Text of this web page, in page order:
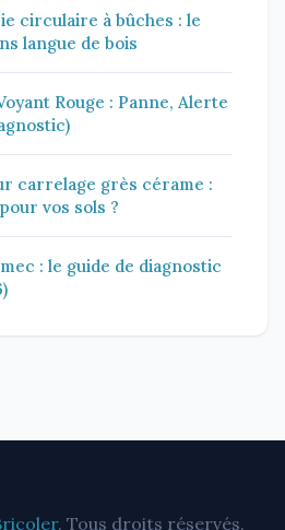
circulaire à bûches : le
langue de bois
Rouge : Panne, Alerte
carrelage grès cérame :
vos sols ?
: le guide de diagnostic
. Tous droits réservés.